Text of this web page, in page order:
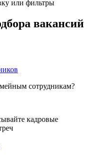
или фильтры
вакансий
сотрудникам?
кадровые